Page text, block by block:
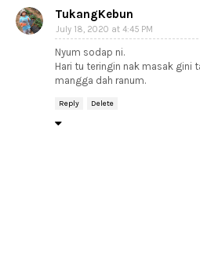
TukangKebun
July 18, 2020 at 4:45 PM
Nyum sodap ni.
Hari tu teringin nak masak gini
mangga dah ranum.
Reply Delete